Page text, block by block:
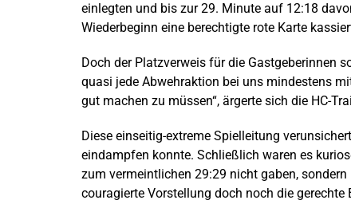
einlegten und bis zur 29. Minute auf 12:18
Wiederbeginn eine berechtigte rote Karte
Doch der Platzverweis für die Gastgeberinnen
quasi jede Abwehraktion bei uns mindestens
gut machen zu müssen“, ärgerte sich die HC-
Diese einseitig-extreme Spielleitung
eindampfen konnte. Schließlich waren es
zum vermeintlichen 29:29 nicht gaben,
couragierte Vorstellung doch noch die gerechte